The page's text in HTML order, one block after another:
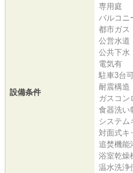
設備条件
専用庭
バルコニ
都市ガス
公営水道
公共下水
電気有
駐車3台
耐震構造
ガスコン
食器洗い
システム
対面式キ
追焚機能
浴室乾燥
温水洗浄